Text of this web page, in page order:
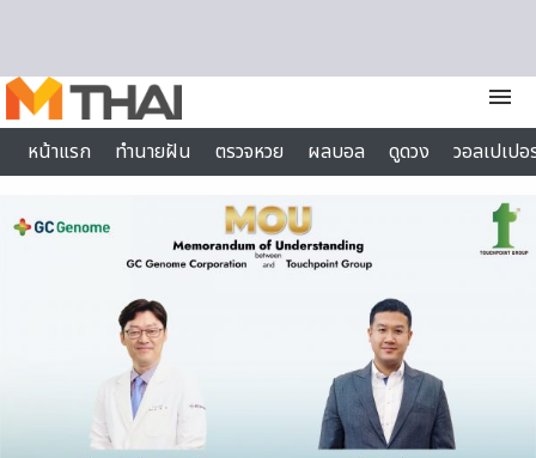
menu
หน้าแรก
ทำนายฝัน ตรวจหวย ผลบอล ดูดวง
วอลเปเป